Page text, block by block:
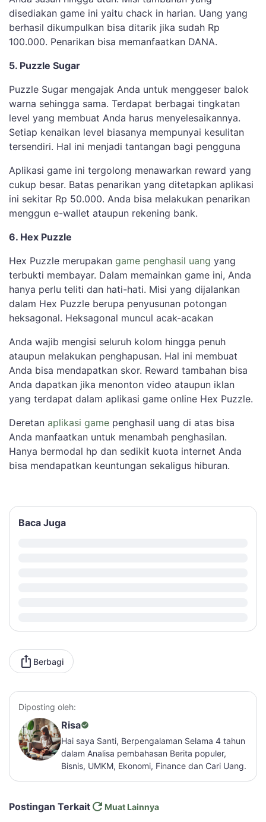
disediakan game ini yaitu chack in harian. Uang yang
berhasil dikumpulkan bisa ditarik jika sudah Rp
100.000. Penarikan bisa memanfaatkan DANA.
5. Puzzle Sugar
Puzzle Sugar mengajak Anda untuk menggeser balok
warna sehingga sama. Terdapat berbagai tingkatan
level yang membuat Anda harus menyelesaikannya.
Setiap kenaikan level biasanya mempunyai kesulitan
tersendiri. Hal ini menjadi tantangan bagi pengguna
Aplikasi game ini tergolong menawarkan reward yang
cukup besar. Batas penarikan yang ditetapkan aplikasi
ini sekitar Rp 50.000. Anda bisa melakukan penarikan
menggun e-wallet ataupun rekening bank.
6. Hex Puzzle
Hex Puzzle merupakan game penghasil uang yang
terbukti membayar. Dalam memainkan game ini, Anda
hanya perlu teliti dan hati-hati. Misi yang dijalankan
dalam Hex Puzzle berupa penyusunan potongan
heksagonal. Heksagonal muncul acak-acakan
Anda wajib mengisi seluruh kolom hingga penuh
ataupun melakukan penghapusan. Hal ini membuat
Anda bisa mendapatkan skor. Reward tambahan bisa
Anda dapatkan jika menonton video ataupun iklan
yang terdapat dalam aplikasi game online Hex Puzzle.
Deretan aplikasi game penghasil uang di atas bisa
Anda manfaatkan untuk menambah penghasilan.
Hanya bermodal hp dan sedikit kuota internet Anda
bisa mendapatkan keuntungan sekaligus hiburan.
Baca Juga
Berbagi
Diposting oleh:
Risa
Hai saya Santi, Berpengalaman Selama 4 tahun
dalam Analisa pembahasan Berita populer,
Bisnis, UMKM, Ekonomi, Finance dan Cari Uang.
Postingan Terkait Muat Lainnya